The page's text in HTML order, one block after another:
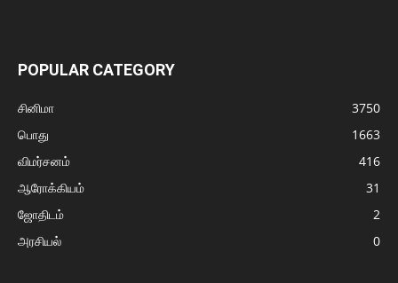
POPULAR CATEGORY
சினிமா
3750
பொது
1663
விமர்சனம்
416
ஆரோக்கியம்
31
ஜோதிடம்
2
அரசியல்
0